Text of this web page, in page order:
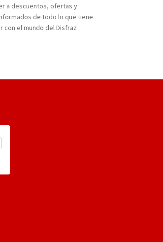
a descuentos, ofertas y
de todo lo que tiene
con el mundo del Disfraz